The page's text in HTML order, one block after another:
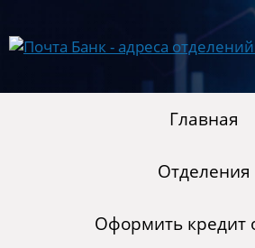
Главная
Отделения
Оформить кредит